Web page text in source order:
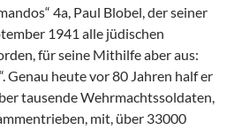
4a, Paul Blobel, der seiner
1941 alle jüdischen
für seine Mithilfe aber aus:
Genau heute vor 80 Jahren half er
tausende Wehrmachtssoldaten,
mit, über 33000